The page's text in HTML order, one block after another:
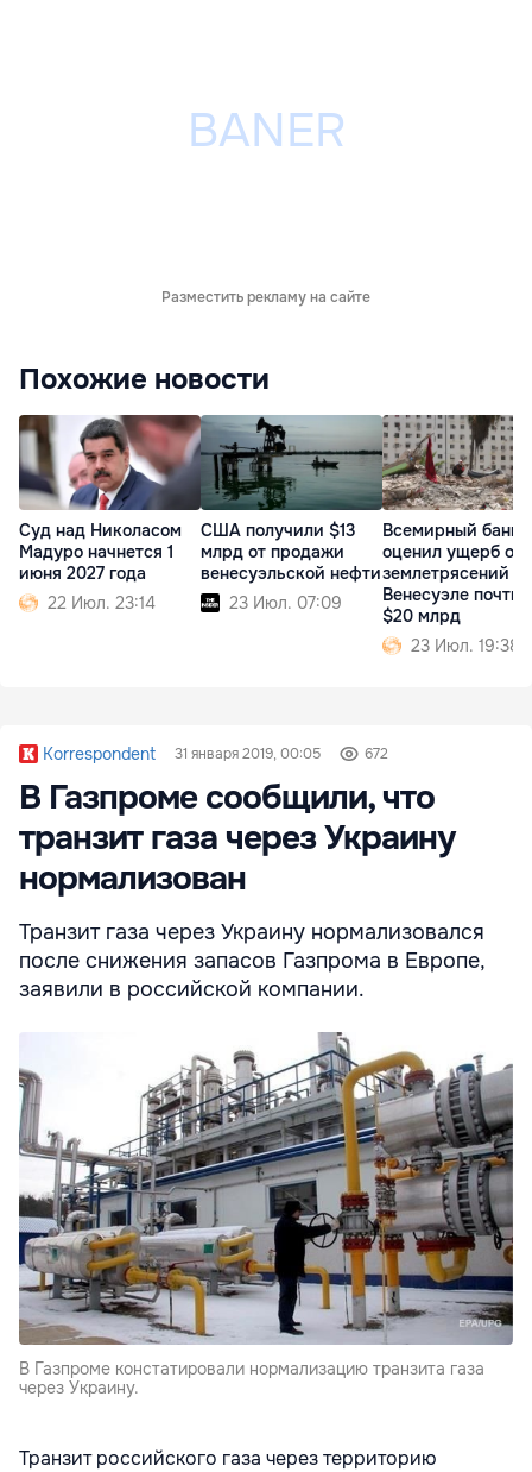
Разместить рекламу на сайте
Похожие новости
Суд над Николасом
Мадуро начнется 1
июня 2027 года
22 Июл. 23:14
США получили $13
млрд от продажи
венесуэльской нефти
23 Июл. 07:09
Всемирный банк
оценил ущерб от
землетрясений в
Венесуэле почти
$20 млрд
23 Июл. 19:38
Korrespondent 31 января 2019, 00:05 672
В Газпроме сообщили, что
транзит газа через Украину
нормализован
Транзит газа через Украину нормализовался
после снижения запасов Газпрома в Европе,
заявили в российской компании.
В Газпроме констатировали нормализацию транзита газа
через Украину.
Транзит российского газа через территорию